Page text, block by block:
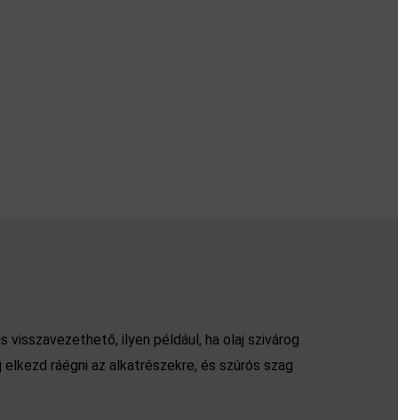
visszavezethető, ilyen például, ha olaj szivárog
ráégni az alkatrészekre, és szúrós szag